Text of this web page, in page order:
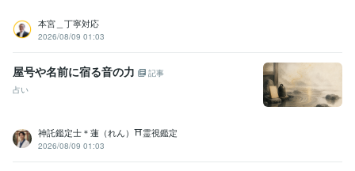
本宮＿丁寧対応
2026/08/09 01:03
屋号や名前に宿る音の力
記事
占い
神託鑑定士＊蓮（れん）⛩️霊視鑑定
2026/08/09 01:03